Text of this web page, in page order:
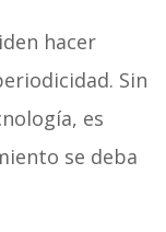
hacer
Sin
es
se deba